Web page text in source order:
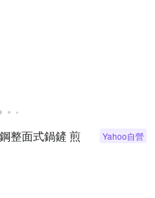
整面式鍋鏟 煎
Yahoo自營